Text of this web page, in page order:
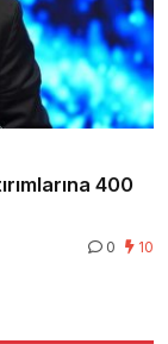
400
0 10